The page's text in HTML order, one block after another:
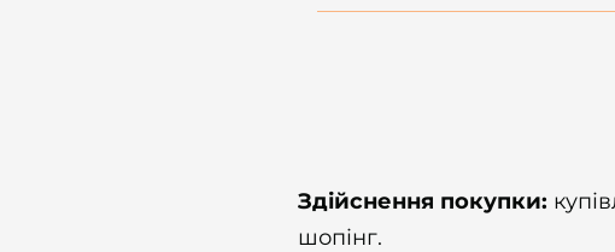
Здійснення покупки:
шопінг.